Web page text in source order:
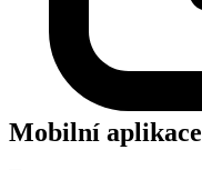
Mobilní aplikace